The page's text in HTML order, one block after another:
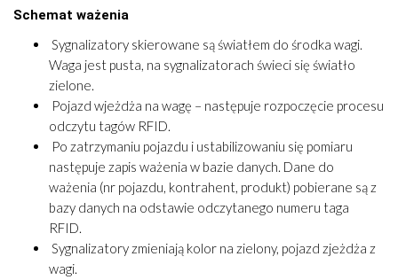
Schemat ważenia
Sygnalizatory skierowane są światłem do środka wagi.
Waga jest pusta, na sygnalizatorach świeci się światło
zielone.
Pojazd wjeżdża na wagę – następuje rozpoczęcie procesu
odczytu tagów RFID.
Po zatrzymaniu pojazdu i ustabilizowaniu się pomiaru
następuje zapis ważenia w bazie danych. Dane do
ważenia (nr pojazdu, kontrahent, produkt) pobierane są z
bazy danych na odstawie odczytanego numeru taga
RFID.
Sygnalizatory zmieniają kolor na zielony, pojazd zjeżdża z
wagi.